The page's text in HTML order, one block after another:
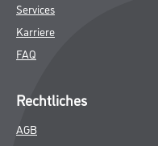
Services
Karriere
FAQ
Rechtliches
AGB